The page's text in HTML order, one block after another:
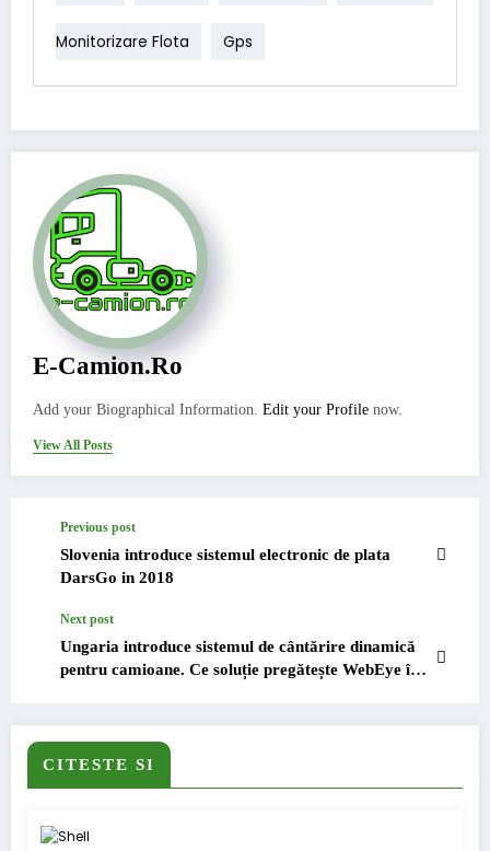
Monitorizare Flota Gps
E-Camion.ro
Add your Biographical Information. Edit your Profile now.
View All Posts
Previous post
Slovenia introduce sistemul electronic de plata
DarsGo in 2018
Next post
Ungaria introduce sistemul de cântărire dinamică
pentru camioane. Ce soluție pregătește WebEye în
CITESTE SI